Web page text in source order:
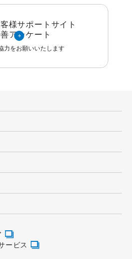
様サポートサイト
アンケート
力をお願いいたします
ービス